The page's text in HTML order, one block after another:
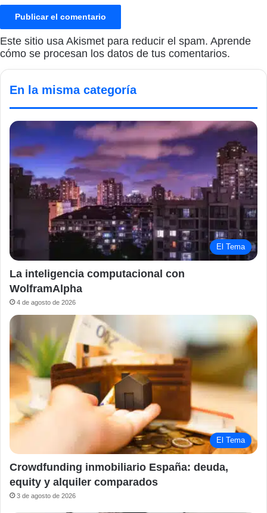
Este sitio usa Akismet para reducir el spam. Aprende
cómo se procesan los datos de tus comentarios.
En la misma categoría
El Tema
La inteligencia computacional con
WolframAlpha
4 de agosto de 2026
El Tema
Crowdfunding inmobiliario España: deuda,
equity y alquiler comparados
3 de agosto de 2026